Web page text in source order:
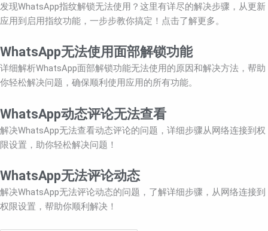
发现WhatsApp指纹解锁无法使用？这里有详尽的解决步骤，从更新
应用到启用指纹功能，一步步教你搞定！点击了解更多。
WhatsApp无法使用面部解锁功能
详细解析WhatsApp面部解锁功能无法使用的原因和解决方法，帮助
你轻松解决问题，确保顺利使用应用的所有功能。
WhatsApp动态评论无法查看
解决WhatsApp无法查看动态评论的问题，详细步骤从网络连接到权
限设置，助你轻松解决问题！
WhatsApp无法评论动态
解决WhatsApp无法评论动态的问题，了解详细步骤，从网络连接到
权限设置，帮助你顺利解决！